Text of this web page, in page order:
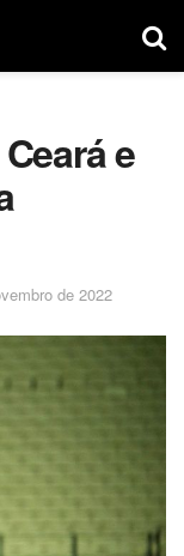
e
de 2022